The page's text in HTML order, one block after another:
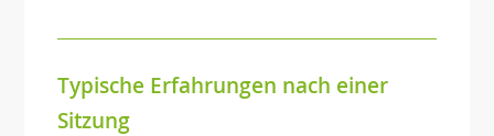
Typische Erfahrungen nach einer
Sitzung